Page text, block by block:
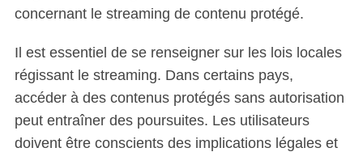
concernant le streaming de contenu protégé.
Il est essentiel de se renseigner sur les lois locales
régissant le streaming. Dans certains pays,
accéder à des contenus protégés sans autorisation
peut entraîner des poursuites. Les utilisateurs
doivent être conscients des implications légales et